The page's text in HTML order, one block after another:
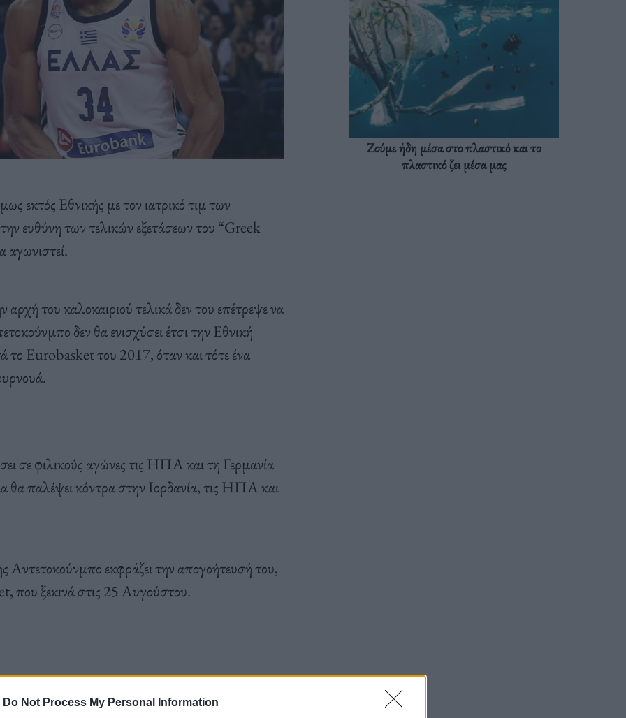
Do Not Process My Personal Information
εκτός Εθνικής με τον ιατρικό τιμ των
ευθύνη των τελικών εξετάσεων του “Greek
αγωνιστεί.
του καλοκαιριού τελικά δεν του επέτρεψε να
δεν θα ενισχύσει έτσι την Εθνική
το Eurobasket του 2017, όταν και τότε ένα
σε φιλικούς αγώνες τις ΗΠΑ και τη Γερμανία
παλέψει κόντρα στην Ιορδανία, τις ΗΠΑ και
εκφράζει την απογοήτευσή του,
που ξεκινά στις 25 Αυγούστου.
Εθνική στους Ολυμπιακούς Αγώνες του
Ζούμε ήδη μέσα στο πλαστικό και το
πλαστικό ζει μέσα μας